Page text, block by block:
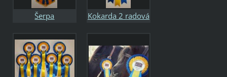
Šerpa Kokarda 2 radová